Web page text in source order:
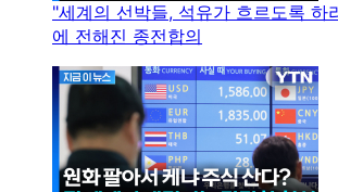
"세계의 선박들, 석유가 흐르도록 하
에 전해진 종전합의